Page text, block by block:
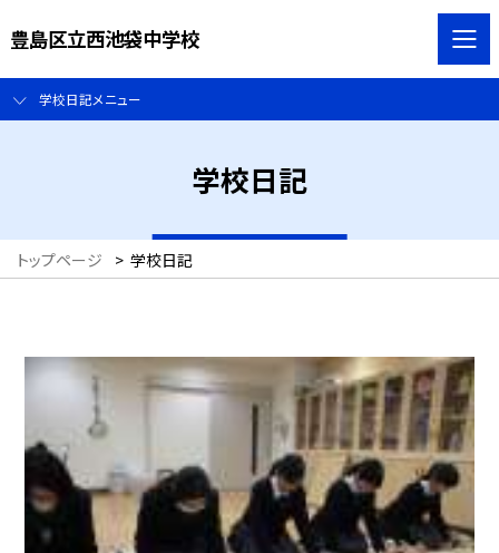
豊島区立西池袋中学校
学校日記メニュー
学校日記
トップページ > 学校日記